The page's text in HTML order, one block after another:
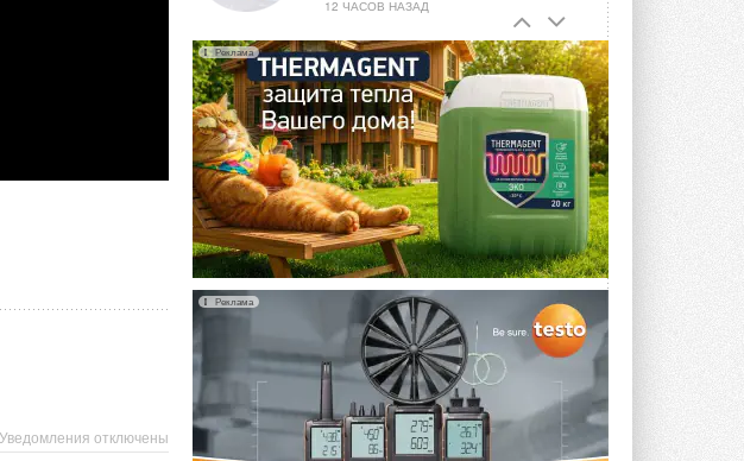
Уведомления отключены
12 ЧАСОВ НАЗАД
Гибридный тепловой насос PV/T
с одним общим испарителем
Исследователи предложили
конструкцию двухисточникового ...
ВЧЕРА
21-й ежегодный форум
«ЦОД-2026»
Мероприятие пройдет 2-3 сентября в
отеле Radisson Slavyanskaya. Форум
посетит более двух тысяч участников ...
ВЧЕРА
Китайская Shenling представила
линейку тепловых насосов
«воздух-вода» на R290
Серия ThermaX R290 All-In-One
включает три модели ...
4 АВГУСТА 2026
Реклама
Реклама